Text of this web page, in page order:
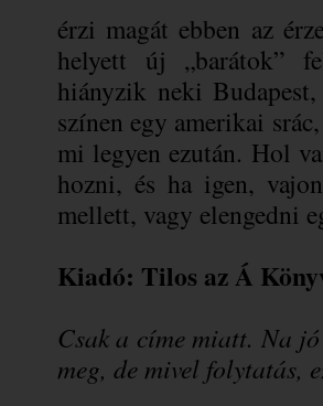
érzi magát ebben az
helyett új „barátok”
hiányzik neki
színen egy amerikai
mi legyen ezután. Hol
hozni, és ha igen,
mellett, vagy elengedni
Kiadó: Tilos az Á
Csak a címe miatt. Na
meg, de mivel folytatás,